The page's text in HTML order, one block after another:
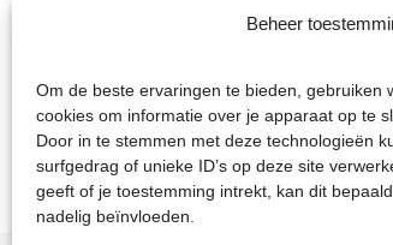
Beheer
Om de beste ervaringen te bieden, gebruiken
cookies om informatie over je apparaat op te
Door in te stemmen met deze technologieën
surfgedrag of unieke ID’s op deze site
geeft of je toestemming intrekt, kan dit
nadelig beïnvloeden.